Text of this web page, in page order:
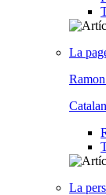
La
La